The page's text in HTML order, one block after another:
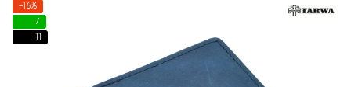
−16%
7
11